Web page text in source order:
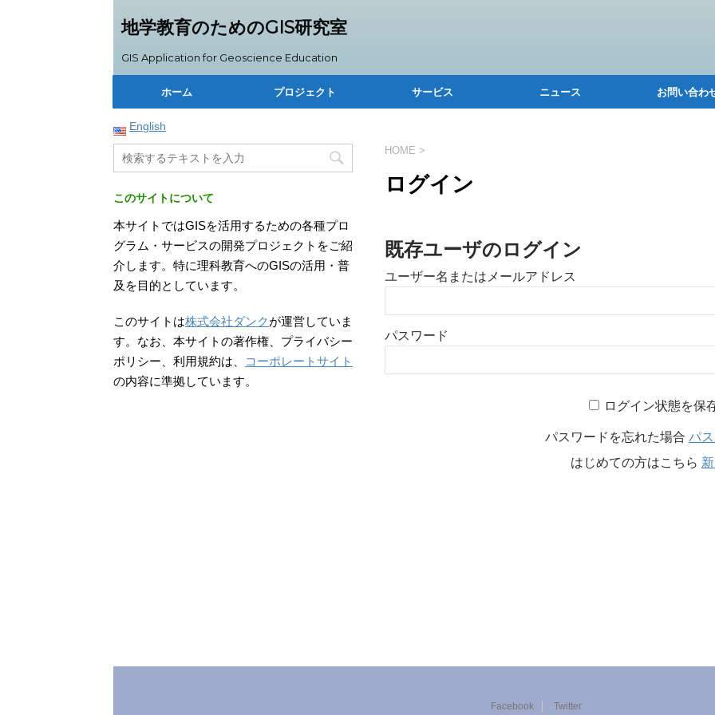
地学教育のためのGIS研究室
GIS Application for Geoscience Education
ホーム プロジェクト サービス ニュース お問い合わ
HOME >
ログイン
既存ユーザのログイン
ユーザー名またはメールアドレス
パスワード
ログイン状態を保
パスワードを忘れた場合 パ
はじめての方はこちら
English
このサイトについて
本サイトではGISを活用するための各種プロ
グラム・サービスの開発プロジェクトをご紹
介します。特に理科教育へのGISの活用・普
及を目的としています。
このサイトは株式会社ダンクが運営していま
す。なお、本サイトの著作権、プライバシー
ポリシー、利用規約は、
コーポレートサイト
の内容に準拠しています。
Facebook Twitter